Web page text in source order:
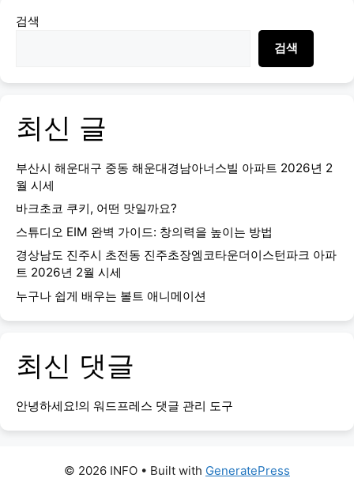
검색
검색
최신 글
부산시 해운대구 중동 해운대경남아너스빌 아파트 2026년 2
월 시세
바크초코 쿠키, 어떤 맛일까요?
스튜디오 EIM 완벽 가이드: 창의력을 높이는 방법
경상남도 진주시 초전동 진주초장엠코타운더이스턴파크 아파
트 2026년 2월 시세
누구나 쉽게 배우는 볼트 애니메이션
최신 댓글
안녕하세요!의 워드프레스 댓글 관리 도구
© 2026 INFO • Built with GeneratePress